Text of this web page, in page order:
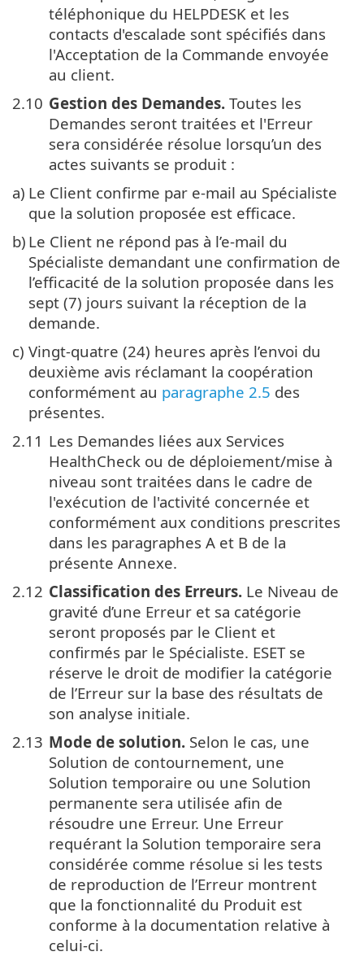
téléphonique du HELPDESK et les
contacts d'escalade sont spécifiés dans
l'Acceptation de la Commande envoyée
au client.
2.10 Gestion des Demandes. Toutes les
Demandes seront traitées et l'Erreur
sera considérée résolue lorsqu’un des
actes suivants se produit :
a) Le Client confirme par e-mail au Spécialiste
que la solution proposée est efficace.
b) Le Client ne répond pas à l’e-mail du
Spécialiste demandant une confirmation de
l’efficacité de la solution proposée dans les
sept (7) jours suivant la réception de la
demande.
c) Vingt-quatre (24) heures après l’envoi du
deuxième avis réclamant la coopération
conformément au paragraphe 2.5 des
présentes.
2.11 Les Demandes liées aux Services
HealthCheck ou de déploiement/mise à
niveau sont traitées dans le cadre de
l'exécution de l'activité concernée et
conformément aux conditions prescrites
dans les paragraphes A et B de la
présente Annexe.
2.12 Classification des Erreurs. Le Niveau de
gravité d’une Erreur et sa catégorie
seront proposés par le Client et
confirmés par le Spécialiste. ESET se
réserve le droit de modifier la catégorie
de l’Erreur sur la base des résultats de
son analyse initiale.
2.13 Mode de solution. Selon le cas, une
Solution de contournement, une
Solution temporaire ou une Solution
permanente sera utilisée afin de
résoudre une Erreur. Une Erreur
requérant la Solution temporaire sera
considérée comme résolue si les tests
de reproduction de l’Erreur montrent
que la fonctionnalité du Produit est
conforme à la documentation relative à
celui-ci.